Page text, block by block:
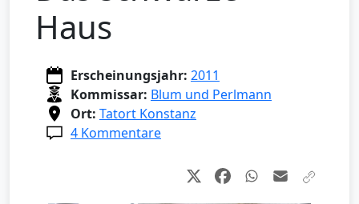
Haus
Erscheinungsjahr: 2011
Kommissar: Blum und Perlmann
Ort: Tatort Konstanz
4 Kommentare